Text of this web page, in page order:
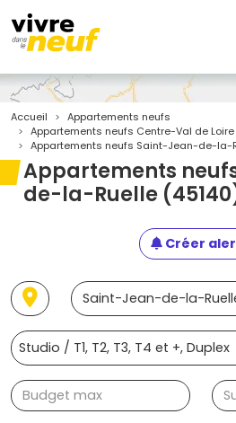
Accueil
Appartements neufs
Appartements neufs Centre-Val de Loire
Appartements neufs Saint-Jean-de-la-
Appartements
de-la-Ruelle
Créer